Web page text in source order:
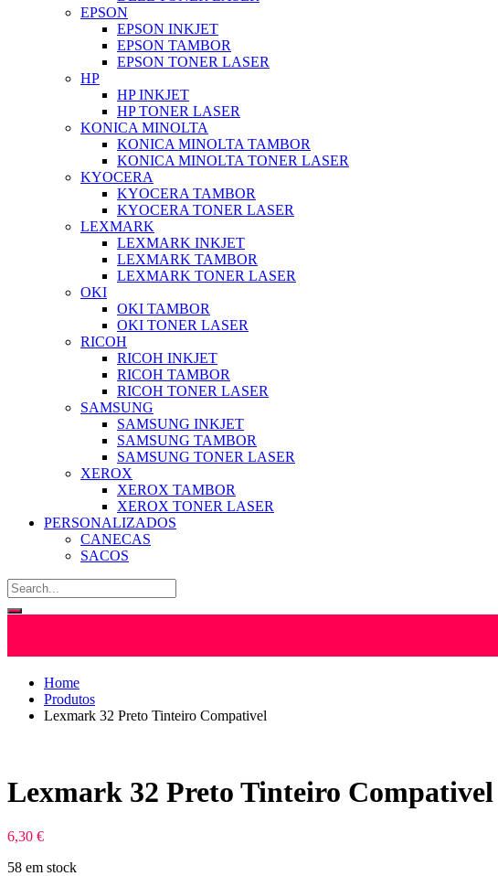
EPSON
EPSON INKJET
EPSON TAMBOR
EPSON TONER LASER
HP
HP INKJET
HP TONER LASER
KONICA MINOLTA
KONICA MINOLTA TAMBOR
KONICA MINOLTA TONER LASER
KYOCERA
KYOCERA TAMBOR
KYOCERA TONER LASER
LEXMARK
LEXMARK INKJET
LEXMARK TAMBOR
LEXMARK TONER LASER
OKI
OKI TAMBOR
OKI TONER LASER
RICOH
RICOH INKJET
RICOH TAMBOR
RICOH TONER LASER
SAMSUNG
SAMSUNG INKJET
SAMSUNG TAMBOR
SAMSUNG TONER LASER
XEROX
XEROX TAMBOR
XEROX TONER LASER
PERSONALIZADOS
CANECAS
SACOS
Home
Produtos
Lexmark 32 Preto Tinteiro Compativel
Lexmark 32 Preto Tinteiro Compativel
6,30 €
58 em stock